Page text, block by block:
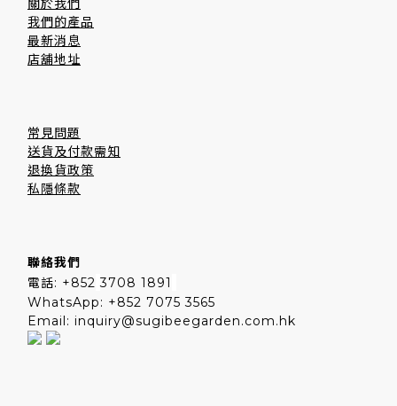
關於我們
我們的產品
最新消息
店舖地址
常見問題
送貨及付款需知
退換貨政策
私隱條款
聯絡我們
電話: +852 3708 1891
WhatsApp: +852 7075 3565
Email: inquiry@sugibeegarden.com.hk